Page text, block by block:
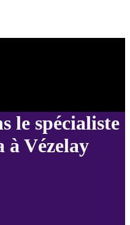
le spécialiste
à Vézelay